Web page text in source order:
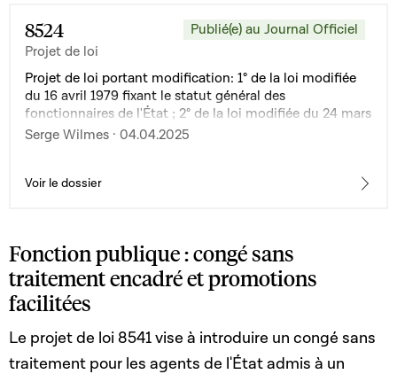
8524
Projet de loi
Publié(e) au Journal Officiel
Projet de loi portant modification: 1° de la loi modifiée
du 16 avril 1979 fixant le statut général des
fonctionnaires de l'État ; 2° de la loi modifiée du 24 mars
1989 sur la Banque et Caisse d'Épargne de l'État,
de l'État, en vue de la mise en oeuvre des points 3 et 4
Serge Wilmes · 04.04.2025
Voir le dossier
Fonction publique : congé sans
traitement encadré et promotions
facilitées
Le projet de loi 8541 vise à introduire un congé sans
traitement pour les agents de l'État admis à un